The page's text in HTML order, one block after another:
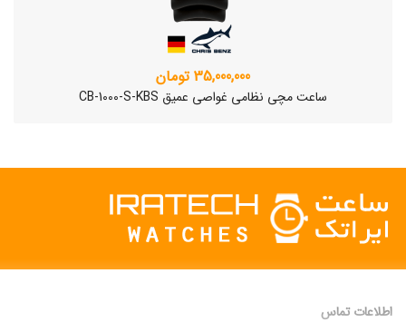
35,000,000 تومان
ساعت مچی نظامی غواصی عمیق CB-1000-S-KBS
اطلاعات تماس